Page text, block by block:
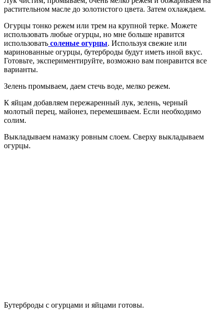
растительном масле до золотистого цвета. Затем охлаждаем.
Огурцы тонко режем или трем на крупной терке. Можете
использовать любые огурцы, но мне больше нравится
использовать соленые огурцы. Используя свежие или
маринованные огурцы, бутерброды будут иметь иной вкус.
Готовьте, экспериментируйте, возможно вам понравится все
варианты.
Зелень промываем, даем стечь воде, мелко режем.
К яйцам добавляем пережаренный лук, зелень, черный
молотый перец, майонез, перемешиваем. Если необходимо
солим.
Выкладываем намазку ровным слоем. Сверху выкладываем
огурцы.
Бутерброды с огурцами и яйцами готовы.